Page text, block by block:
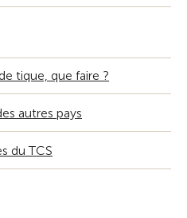
tique, que faire ?
autres pays
du TCS